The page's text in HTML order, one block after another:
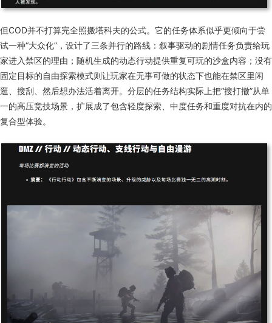
但COD并不打算完全照搬塔科夫的公式。它的任务体系似乎更倾向于尝
试一种“大众化” ， 设计了三条并行的路线：叙事驱动的剧情任务负责给玩
家进入禁区的理由；随机生成的动态行动提供重复可玩的沙盒内容；没有
固定目标的自由探索模式则让玩家在无事可做的状态下也能在禁区里闲
逛、搜刮、然后想办法活着离开。分层的任务结构实际上把“搜打撤”从单
一的高压竞技场景，扩展成了包含轻度探索、中度任务和重度对抗在内的
复合型体验。